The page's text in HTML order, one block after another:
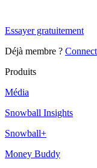
Essayer gratuitement
Déjà membre ?
Produits
Média
Snowball Insights
Snowball+
Money Buddy